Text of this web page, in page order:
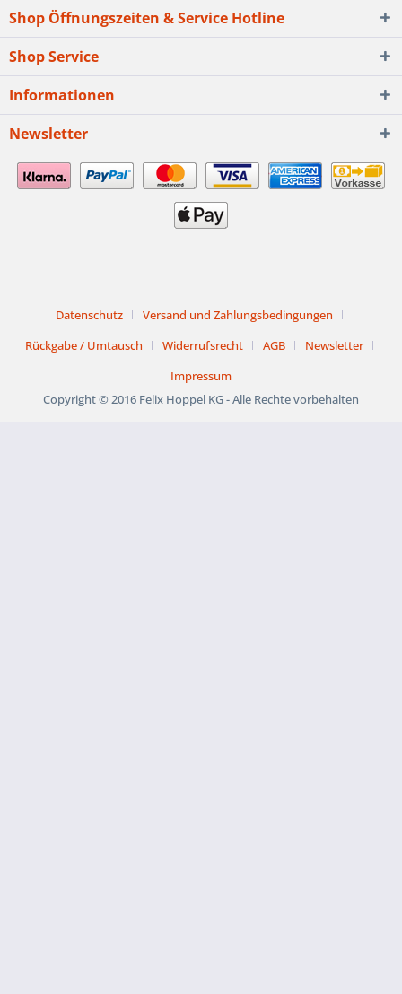
Shop Öffnungszeiten & Service Hotline
Shop Service
Informationen
Newsletter
Datenschutz
Versand und Zahlungsbedingungen
Rückgabe / Umtausch
Widerrufsrecht AGB
Newsletter
Impressum
Copyright © 2016 Felix Hoppel KG - Alle Rechte vorbehalten